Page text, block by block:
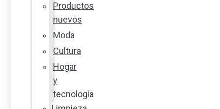
Productos
nuevos
Moda
Cultura
Hogar
y
tecnología